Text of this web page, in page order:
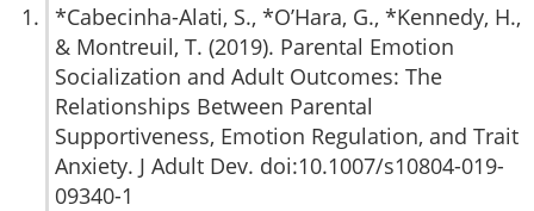
*Cabecinha-Alati, S., *O’Hara, G., *Kennedy, H.,
& Montreuil, T. (2019). Parental Emotion
Socialization and Adult Outcomes: The
Relationships Between Parental
Supportiveness, Emotion Regulation, and Trait
Anxiety. J Adult Dev. doi:10.1007/s10804-019-
09340-1